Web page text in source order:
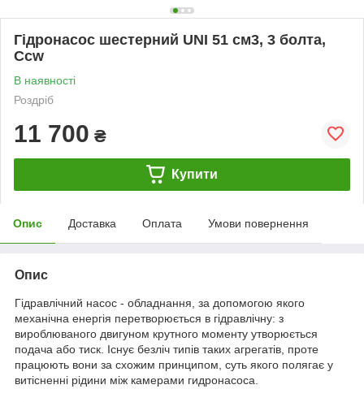
Гідронасос шестерний UNI 51 см3, 3 болта,
Ccw
В наявності
Роздріб
11 700 ₴
Купити
Опис Доставка Оплата Умови повернення
Опис
Гідравлічний насос - обладнання, за допомогою якого
механічна енергія перетворюється в гідравлічну: з
вироблюваного двигуном крутного моменту утворюється
подача або тиск. Існує безліч типів таких агрегатів, проте
працюють вони за схожим принципом, суть якого полягає у
витісненні рідини між камерами гидронасоса.